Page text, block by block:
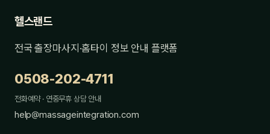
헬스랜드
전국 출장마사지·홈타이 정보 안내 플랫폼
0508-202-4711
전화예약 · 연중무휴 상담 안내
help@massageintegration.com